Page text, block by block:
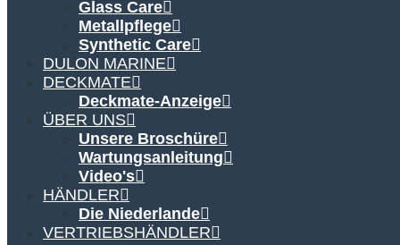
Glass Care
Metallpflege
Synthetic Care
DULON MARINE
DECKMATE
Deckmate-Anzeige
ÜBER UNS
Unsere Broschüre
Wartungsanleitung
Video's
HÄNDLER
Die Niederlande
VERTRIEBSHÄNDLER